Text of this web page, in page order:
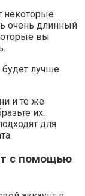
некоторые
очень длинный
вы
лучше
и те же
их.
для
с помощью